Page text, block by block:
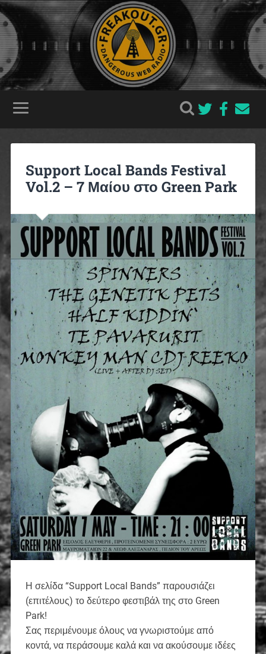
Support Local Bands Festival
Vol.2 – 7 Μαίου στο Green Park
Η σελίδα “Support Local Bands” παρουσιάζει
(επιτέλους) το δεύτερο φεστιβάλ της στο Green
Park!
Σας περιμένουμε όλους να γνωριστούμε από
κοντά, να περάσουμε καλά και να ακούσουμε ιδέες